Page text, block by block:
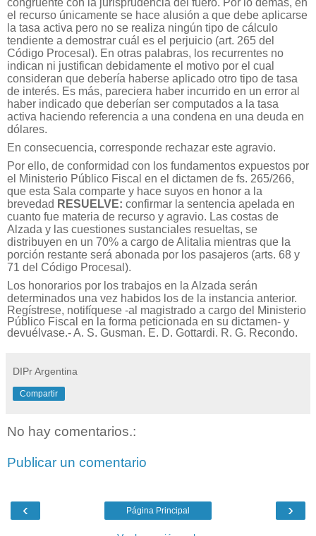
congruente con la jurisprudencia del fuero. Por lo demás, en
el recurso únicamente se hace alusión a que debe aplicarse
la tasa activa pero no se realiza ningún tipo de cálculo
tendiente a demostrar cuál es el perjuicio (art. 265 del
Código Procesal). En otras palabras, los recurrentes no
indican ni justifican debidamente el motivo por el cual
consideran que debería haberse aplicado otro tipo de tasa
de interés. Es más, pareciera haber incurrido en un error al
haber indicado que deberían ser computados a la tasa
activa haciendo referencia a una condena en una deuda en
dólares.
En consecuencia, corresponde rechazar este agravio.
Por ello, de conformidad con los fundamentos expuestos por
el Ministerio Público Fiscal en el dictamen de fs. 265/266,
que esta Sala comparte y hace suyos en honor a la
brevedad RESUELVE: confirmar la sentencia apelada en
cuanto fue materia de recurso y agravio. Las costas de
Alzada y las cuestiones sustanciales resueltas, se
distribuyen en un 70% a cargo de Alitalia mientras que la
porción restante será abonada por los pasajeros (arts. 68 y
71 del Código Procesal).
Los honorarios por los trabajos en la Alzada serán
determinados una vez habidos los de la instancia anterior.
Regístrese, notifíquese -al magistrado a cargo del Ministerio
Público Fiscal en la forma peticionada en su dictamen- y
devuélvase.-A. S. Gusman. E. D. Gottardi. R. G. Recondo.
DIPr Argentina
Compartir
No hay comentarios.:
Publicar un comentario
‹ ›
Página Principal